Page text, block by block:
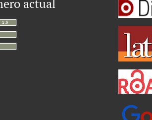
actual